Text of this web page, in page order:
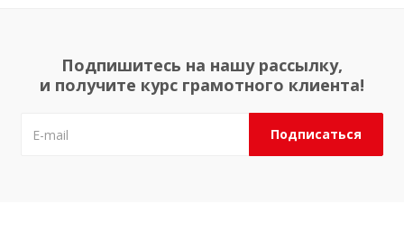
Подпишитесь на нашу рассылку,
и получите курс грамотного клиента!